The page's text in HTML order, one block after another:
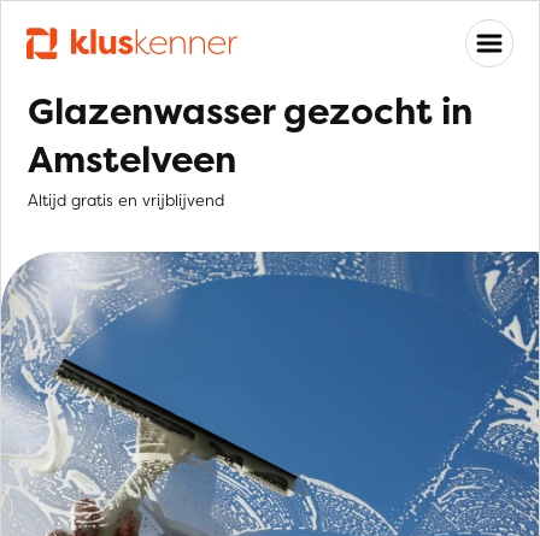
Glazenwasser gezocht in
Amstelveen
Altijd gratis en vrijblijvend